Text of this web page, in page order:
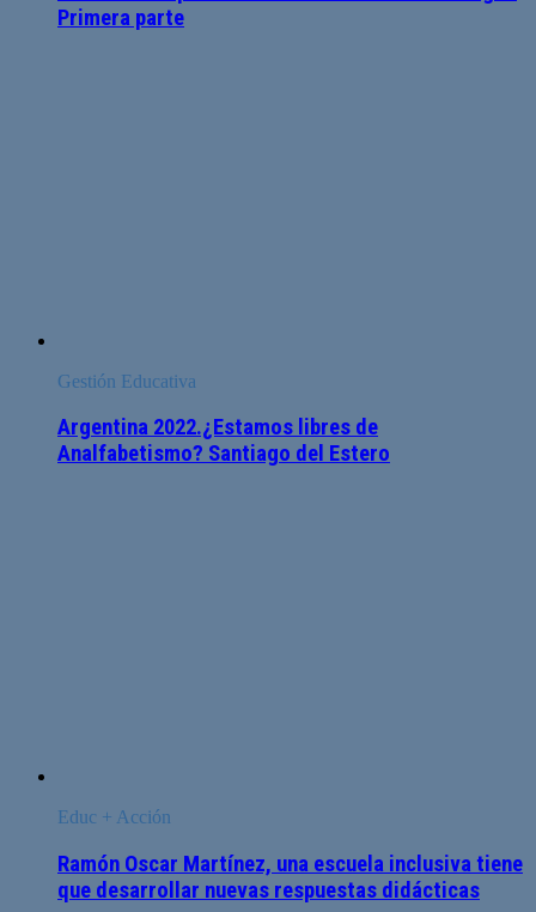
Primera parte
Gestión Educativa
Argentina 2022.¿Estamos libres de
Analfabetismo? Santiago del Estero
Educ + Acción
Ramón Oscar Martínez, una escuela inclusiva tiene
que desarrollar nuevas respuestas didácticas